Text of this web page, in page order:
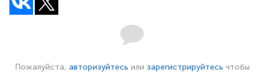
Пожалуйста, авторизуйтесь или зарегистрируйтесь чтобы